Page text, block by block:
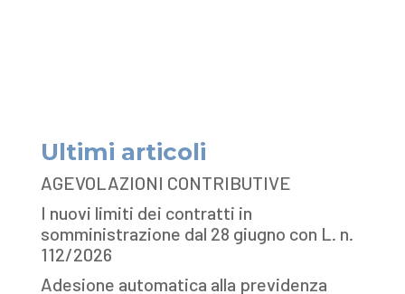
Ultimi articoli
AGEVOLAZIONI CONTRIBUTIVE
I nuovi limiti dei contratti in
somministrazione dal 28 giugno con L. n.
112/2026
Adesione automatica alla previdenza